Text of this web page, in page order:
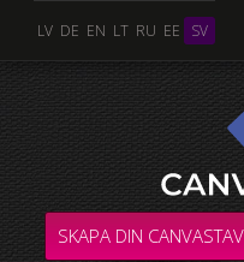
LV DE EN LT RU EE SV
SKAPA DIN
COLLAGE /